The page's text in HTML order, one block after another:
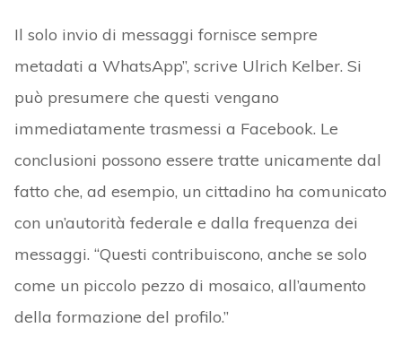
Il solo invio di messaggi fornisce sempre
metadati a WhatsApp”, scrive Ulrich Kelber. Si
può presumere che questi vengano
immediatamente trasmessi a Facebook. Le
conclusioni possono essere tratte unicamente dal
fatto che, ad esempio, un cittadino ha comunicato
con un’autorità federale e dalla frequenza dei
messaggi. “Questi contribuiscono, anche se solo
come un piccolo pezzo di mosaico, all’aumento
della formazione del profilo.”